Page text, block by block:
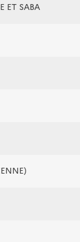
ET SABA